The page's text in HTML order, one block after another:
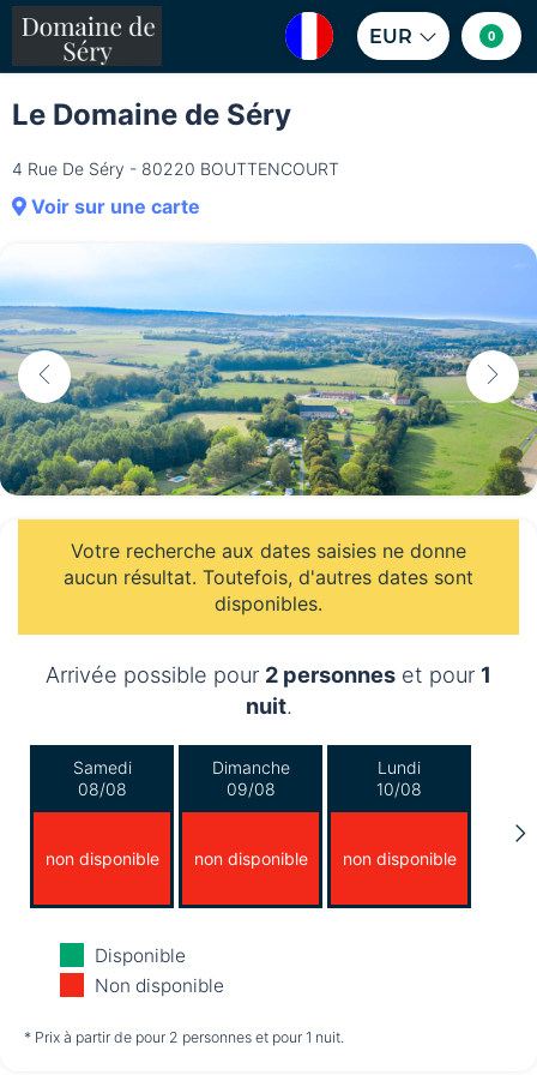
EUR 0
Le Domaine de Séry
4 Rue De Séry - 80220 BOUTTENCOURT
Voir sur une carte
Votre recherche aux dates saisies ne donne
aucun résultat. Toutefois, d'autres dates sont
disponibles.
Arrivée possible pour 2 personnes et pour 1
nuit.
Samedi
08/08
non disponible
Dimanche
09/08
non disponible
Lundi
10/08
non disponible
Mardi
11/08
non disponible non disponible
Disponible
Non disponible
* Prix à partir de pour 2 personnes et pour 1 nuit.